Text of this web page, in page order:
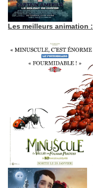
Les meilleurs animation :